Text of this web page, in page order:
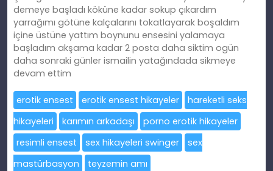
demeye başladı köküne kadar sokup çıkardım
yarrağımı götüne kalçalarını tokatlayarak boşaldım
içine üstüne yattım boynunu ensesini yalamaya
başladım akşama kadar 2 posta daha siktim ogün
daha sonraki günler ismailin yatağındada sikmeye
devam ettim
erotik ensest erotik ensest hikayeler
hareketli seks
hikayeleri
karımın arkadaşı
porno erotik hikayeler
resimli ensest
sex hikayeleri swinger
sex
mastürbasyon
teyzemin amı